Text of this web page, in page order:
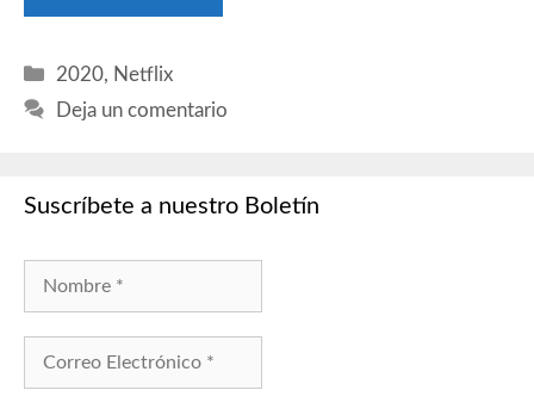
Categorías
2020, Netflix
Deja un comentario
Suscríbete a nuestro Boletín